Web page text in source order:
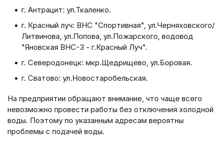
г. Антрацит: ул.Ткаленко.
г. Красный луч: ВНС "Спортивная", ул.Черняховского/
Литвинова, ул.Попова, ул.Пожарского, водовод
"Яновская ВНС-3 - г.Красный Луч".
г. Северодонецк: мкр.Щедрищево, ул.Боровая.
г. Сватово: ул.Новостаробельская.
На предприятии обращают внимание, что чаще всего
невозможно провести работы без отключения холодной
воды. Поэтому по указанным адресам вероятны
проблемы с подачей воды.